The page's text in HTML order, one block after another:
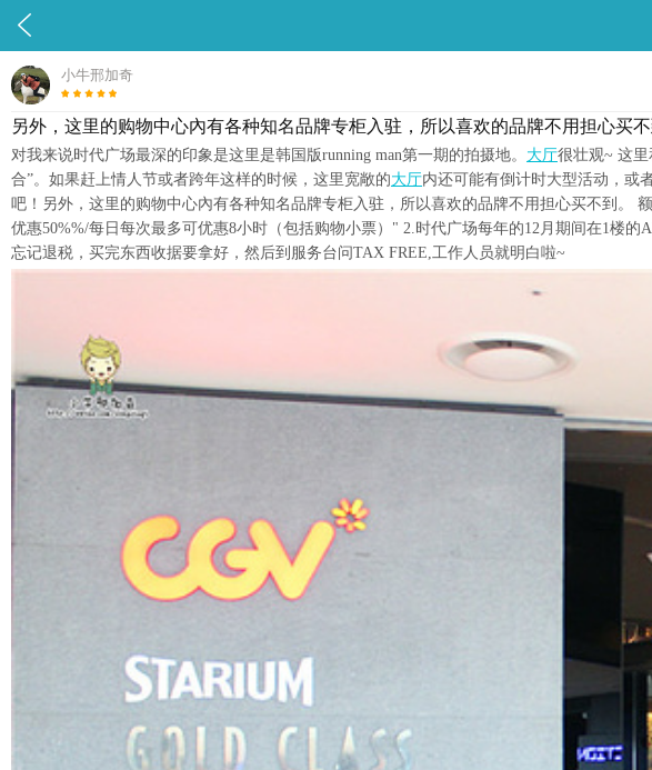

小牛邢加奇
另外，这里的购物中心內有各种知名品牌专柜入驻，所以喜欢的品牌不用担心买
对我来说时代广场最深的印象是这里是韩国版running man第一期的拍摄地。 大厅很壮观~ 这
合”。如果赶上情人节或者跨年这样的时候，这里宽敞的大厅内还可能有倒计时大型活动，或
吧！另外，这里的购物中心內有各种知名品牌专柜入驻，所以喜欢的品牌不用担心买不到。
优惠50%%/每日每次最多可优惠8小时（包括购物小票）" 2.时代广场每年的12月期间在1楼
忘记退税，买完东西收据要拿好，然后到服务台问TAX FREE,工作人员就明白啦~